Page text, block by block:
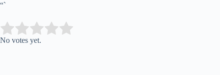
“`
Rate this item:
No votes yet.